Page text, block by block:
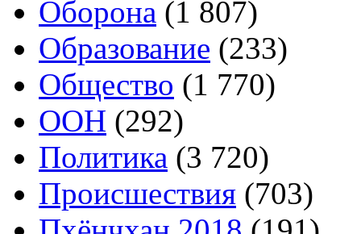
Оборона (1 807)
Образование (233)
Общество (1 770)
ООН (292)
Политика (3 720)
Происшествия (703)